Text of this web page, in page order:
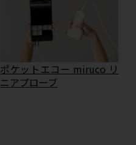
ポケットエコー miruco リ
ニアプローブ